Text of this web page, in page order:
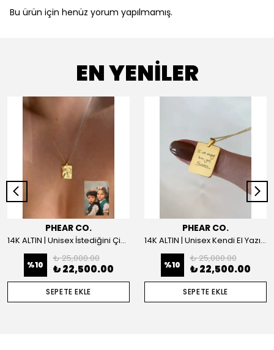
Bu ürün için henüz yorum yapılmamış.
EN YENİLER
PHEAR CO.
14K ALTIN | Unisex İstediğini Çizdir Kolye
%10
₺ 25,000.00
₺ 22,500.00
SEPETE EKLE
PHEAR CO.
14K ALTIN | Unisex Kendi El Yazın ile İstediğini Yazdır Plaka Kolye
%10
₺ 25,000.00
₺ 22,500.00
SEPETE EKLE